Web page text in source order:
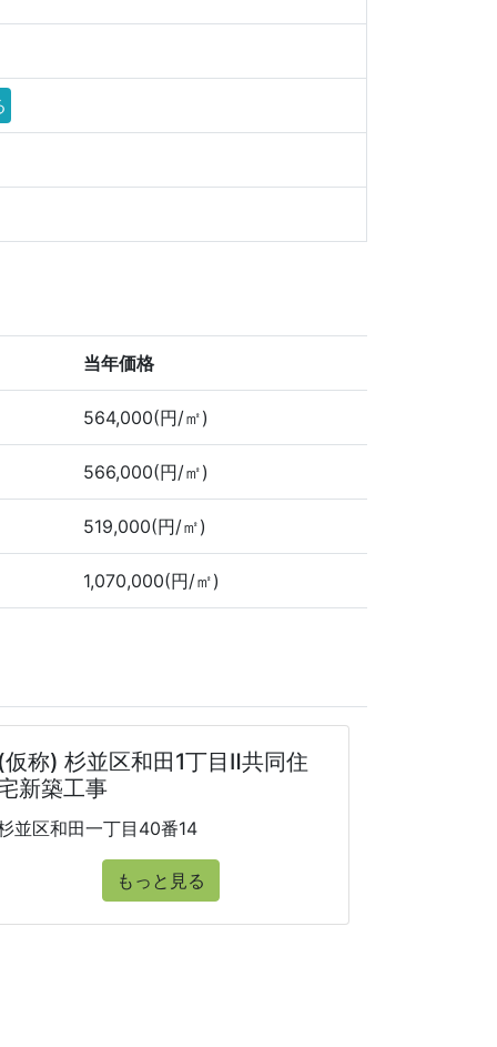
当年価格
564,000(円/㎡)
566,000(円/㎡)
519,000(円/㎡)
1,070,000(円/㎡)
称) 杉並区和田1丁目Ⅱ共同住
新築工事
並区和田一丁目40番14
もっと見る